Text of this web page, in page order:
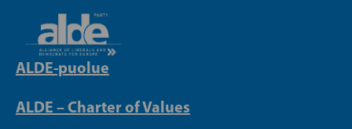
ALDE-puolue
ALDE – Charter of Values